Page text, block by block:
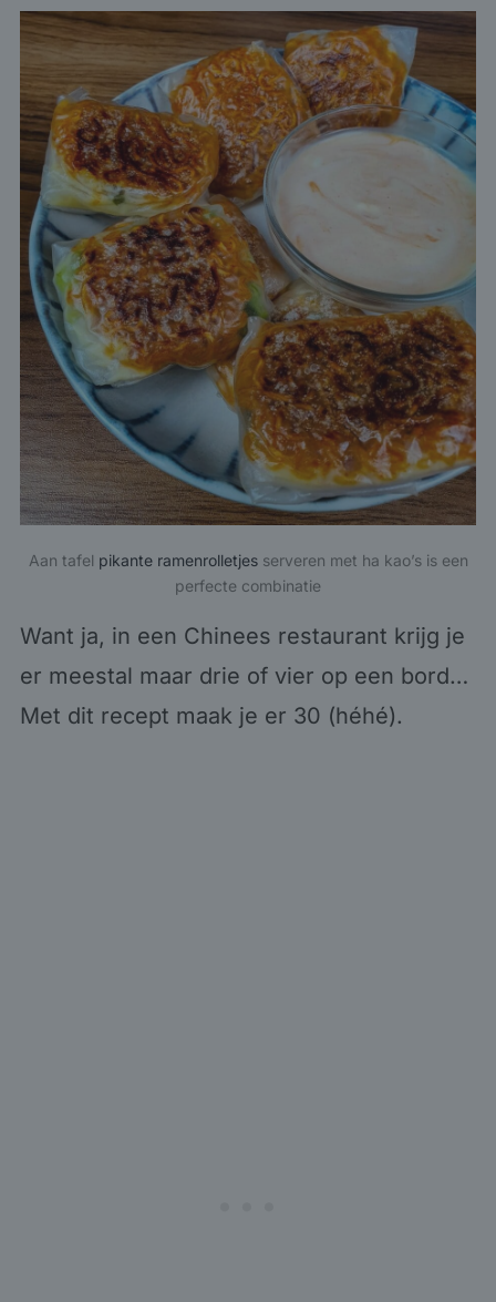
Aan tafel pikante ramenrolletjesserveren met ha kao’s is een
perfecte combinatie
Want ja, in een Chinees restaurant krijg je
er meestal maar drie of vier op een bord…
Met dit recept maak je er 30 (héhé).